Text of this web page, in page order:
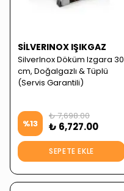
SILVERINOX IŞIKGAZ
SilverInox Döküm Izgara 30
cm, Doğalgazlı & Tüplü
(Servis Garantili)
%13
₺ 7,698.00
₺ 6,727.00
SEPETE EKLE